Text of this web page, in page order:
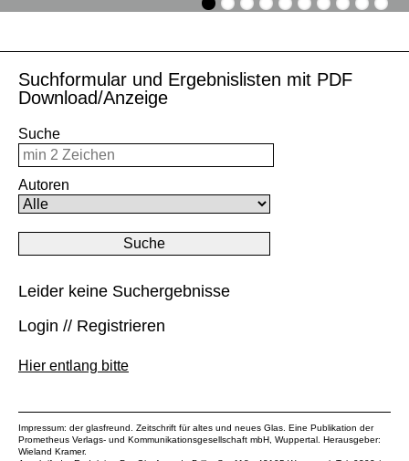
Suchformular und Ergebnislisten mit PDF
Download/Anzeige
Suche
Autoren
Leider keine Suchergebnisse
Login // Registrieren
Hier entlang bitte
Impressum: der glasfreund. Zeitschrift für altes und neues Glas. Eine Publikation der
Prometheus Verlags- und Kommunikationsgesellschaft mbH , Wuppertal. Herausgeber:
Wieland Kramer.